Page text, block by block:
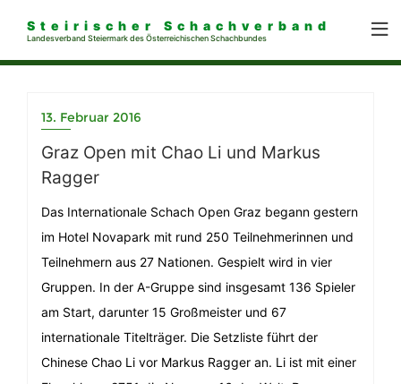
Steirischer Schachverband
Landesverband Steiermark des Österreichischen Schachbundes
13. Februar 2016
Graz Open mit Chao Li und Markus
Ragger
Das Internationale Schach Open Graz begann gestern
im Hotel Novapark mit rund 250 Teilnehmerinnen und
Teilnehmern aus 27 Nationen. Gespielt wird in vier
Gruppen. In der A-Gruppe sind insgesamt 136 Spieler
am Start, darunter 15 Großmeister und 67
internationale Titelträger. Die Setzliste führt der
Chinese Chao Li vor Markus Ragger an. Li ist mit einer